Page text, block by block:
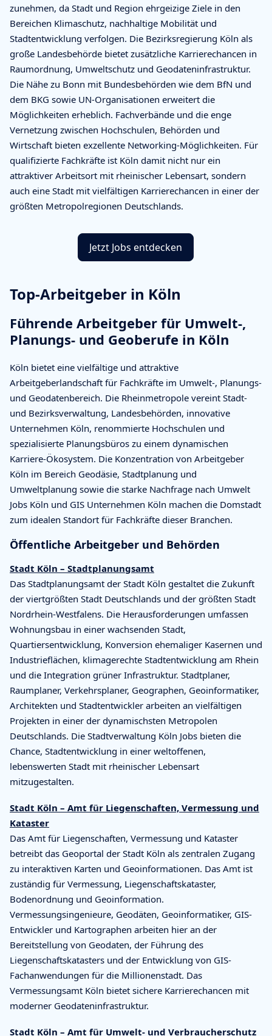
zunehmen, da Stadt und Region ehrgeizige Ziele in den
Bereichen Klimaschutz, nachhaltige Mobilität und
Stadtentwicklung verfolgen. Die Bezirksregierung Köln als
große Landesbehörde bietet zusätzliche Karrierechancen in
Raumordnung, Umweltschutz und Geodateninfrastruktur.
Die Nähe zu Bonn mit Bundesbehörden wie dem BfN und
dem BKG sowie UN-Organisationen erweitert die
Möglichkeiten erheblich. Fachverbände und die enge
Vernetzung zwischen Hochschulen, Behörden und
Wirtschaft bieten exzellente Networking-Möglichkeiten. Für
qualifizierte Fachkräfte ist Köln damit nicht nur ein
attraktiver Arbeitsort mit rheinischer Lebensart, sondern
auch eine Stadt mit vielfältigen Karrierechancen in einer der
größten Metropolregionen Deutschlands.
Jetzt Jobs entdecken
Top-Arbeitgeber in Köln
Führende Arbeitgeber für Umwelt-,
Planungs- und Geoberufe in Köln
Köln bietet eine vielfältige und attraktive
Arbeitgeberlandschaft für Fachkräfte im Umwelt-, Planungs-
und Geodatenbereich. Die Rheinmetropole vereint Stadt-
und Bezirksverwaltung, Landesbehörden, innovative
Unternehmen Köln, renommierte Hochschulen und
spezialisierte Planungsbüros zu einem dynamischen
Karriere-Ökosystem. Die Konzentration von Arbeitgeber
Köln im Bereich Geodäsie, Stadtplanung und
Umweltplanung sowie die starke Nachfrage nach Umwelt
Jobs Köln und GIS Unternehmen Köln machen die Domstadt
zum idealen Standort für Fachkräfte dieser Branchen.
Öffentliche Arbeitgeber und Behörden
Stadt Köln – Stadtplanungsamt
Das Stadtplanungsamt der Stadt Köln gestaltet die Zukunft
der viertgrößten Stadt Deutschlands und der größten Stadt
Nordrhein-Westfalens. Die Herausforderungen umfassen
Wohnungsbau in einer wachsenden Stadt,
Quartiersentwicklung, Konversion ehemaliger Kasernen und
Industrieflächen, klimagerechte Stadtentwicklung am Rhein
und die Integration grüner Infrastruktur. Stadtplaner,
Raumplaner, Verkehrsplaner, Geographen, Geoinformatiker,
Architekten und Stadtentwickler arbeiten an vielfältigen
Projekten in einer der dynamischsten Metropolen
Deutschlands. Die Stadtverwaltung Köln Jobs bieten die
Chance, Stadtentwicklung in einer weltoffenen,
lebenswerten Stadt mit rheinischer Lebensart
mitzugestalten.
Stadt Köln – Amt für Liegenschaften, Vermessung und
Kataster
Das Amt für Liegenschaften, Vermessung und Kataster
betreibt das Geoportal der Stadt Köln als zentralen Zugang
zu interaktiven Karten und Geoinformationen. Das Amt ist
zuständig für Vermessung, Liegenschaftskataster,
Bodenordnung und Geoinformation.
Vermessungsingenieure, Geodäten, Geoinformatiker, GIS-
Entwickler und Kartographen arbeiten hier an der
Bereitstellung von Geodaten, der Führung des
Liegenschaftskatasters und der Entwicklung von GIS-
Fachanwendungen für die Millionenstadt. Das
Vermessungsamt Köln bietet sichere Karrierechancen mit
moderner Geodateninfrastruktur.
Stadt Köln – Amt für Umwelt- und Verbraucherschutz